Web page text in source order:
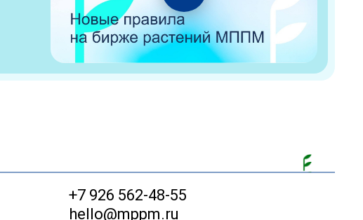
+7 926 562-48-55
hello@mppm.ru